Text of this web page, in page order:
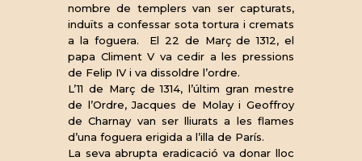
nombre de templers van ser capturats,
induïts a confessar sota tortura i cremats
a la foguera. El 22 de Març de 1312, el
papa Climent V va cedir a les pressions
de Felip IV i va dissoldre l’ordre.
L’11 de Març de 1314, l’últim gran mestre
de l’Ordre, Jacques de Molay i Geoffroy
de Charnay van ser lliurats a les flames
d’una foguera erigida a l’illa de París.
La seva abrupta eradicació va donar lloc